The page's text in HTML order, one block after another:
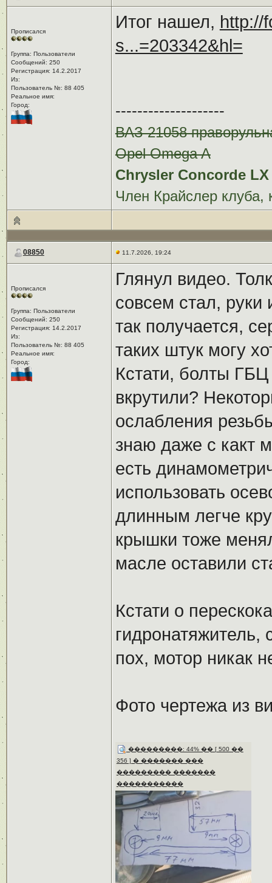
Прописался
Группа: Пользователи
Сообщений: 250
Регистрация: 14.2.2017
Из: ㅤ
Пользователь №: 88 405
Реальное имя:ㅤ
Город:ㅤ
Итог нашел, http://
s...=203342&hl=
--------------------
ВАЗ 21058
Opel Omega A
Chrysler Concorde LX
Член Крайслер клуба,
08850 11.7.2026, 19:24
Прописался
Группа: Пользователи
Сообщений: 250
Регистрация: 14.2.2017
Из: ㅤ
Пользователь №: 88 405
Реальное имя:ㅤ
Город:ㅤ
Глянул видео.
совсем стал, руки
так получается,
таких штук могу
Кстати, болты
вкрутили?
ослабления
знаю даже с какт
есть
использовать
длинным легче
крышки тоже
масле оставили
Кстати о
гидронатяжитель,
пох, мотор никак
Фото чертежа из
���������: 44% �� [ 500 ��
356 ] � ������� ���
��������� �������
�����������